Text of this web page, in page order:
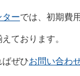
ターでは、初期費
ております。
ぜひお問い合わ